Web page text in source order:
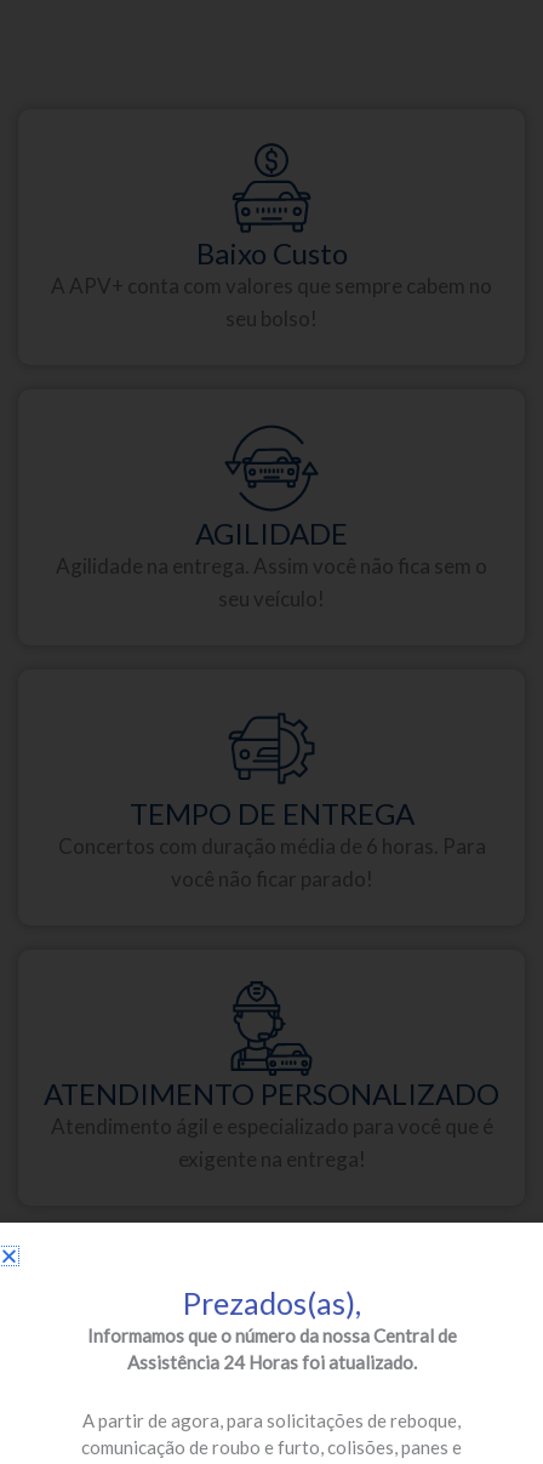
Baixo Custo
A APV+ conta com valores que sempre cabem no
seu bolso!
AGILIDADE
Agilidade na entrega. Assim você não fica sem o
seu veículo!
TEMPO DE ENTREGA
Concertos com duração média de 6 horas. Para
você não ficar parado!
ATENDIMENTO PERSONALIZADO
Atendimento ágil e especializado para você que é
exigente na entrega!
PARCEIROS DE PRIMEIRA
segurança!
Prezados(as),
Informamos que o número da nossa Central de
Assistência 24 Horas foi atualizado.
A partir de agora, para solicitações de reboque,
comunicação de roubo e furto, colisões, panes e